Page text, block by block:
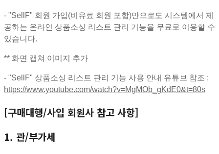
- "SellF" 회원 가입(비유료 회원 포함)만으로도 시스템에서 제
공하는 온라인 상품소싱 리스트 관리 기능을 무료로 이용할 수
있습니다.
** 화면 캡쳐 이미지 추가
- "SellF" 상품소싱 리스트 관리 기능 사용 안내 유튜브 참조 :
https://www.youtube.com/watch?v=MgMOb_gKdE0&t=80s
[구매대행/사입 회원사 참고 사항]
1. 관/부가세